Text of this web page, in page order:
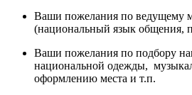
Ваши пожелания по ведущему
(национальный язык общения,
Ваши пожелания по подбору
национальной одежды,
оформлению места и т.п.